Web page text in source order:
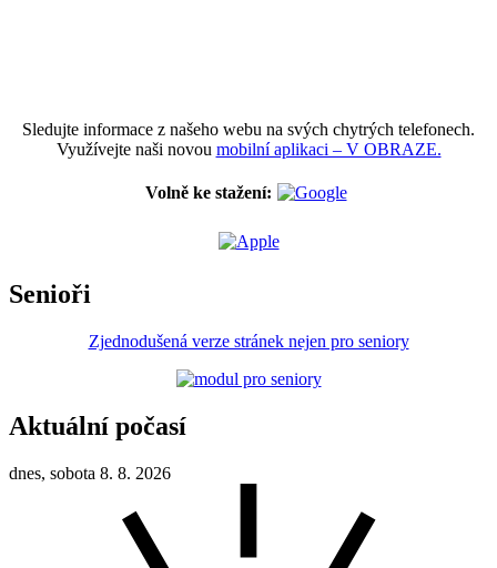
Sledujte informace z našeho webu na svých chytrých telefonech.
Využívejte naši novou mobilní aplikaci – V OBRAZE.
Volně ke stažení:
Senioři
Zjednodušená verze stránek nejen pro seniory
Aktuální počasí
dnes, sobota 8. 8. 2026